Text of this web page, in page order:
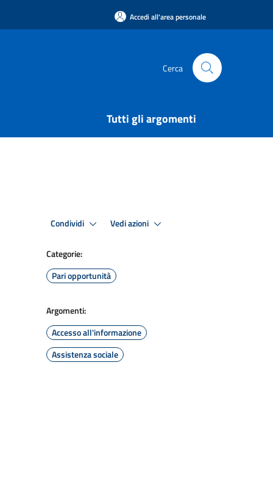
Accedi all'area personale
Cerca
Tutti gli argomenti
Condividi Vedi azioni
Categorie:
Pari opportunità
Argomenti:
Accesso all'informazione
Assistenza sociale